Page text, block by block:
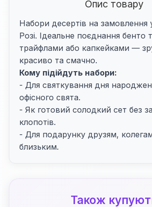
Опис товару
Набори десертів на
Розі. Ідеальне поєднання бенто
трайфлами або капкейками —
Кому підійдуть набори:
- Для святкування дня
офісного свята.
- Як готовий солодкий сет без
клопотів.
- Для подарунку друзям,
близьким.
Також